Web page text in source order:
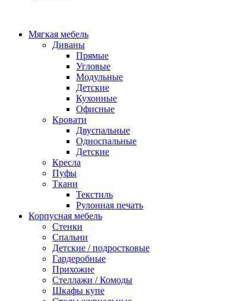
Мягкая мебель
Диваны
Прямые
Угловые
Модульные
Детские
Кухонные
Офисные
Кровати
Двуспальные
Односпальные
Детские
Кресла
Пуфы
Ткани
Текстиль
Рулонная печать
Корпусная мебель
Стенки
Спальни
Детские / подростковые
Гардеробные
Прихожие
Стеллажи / Комоды
Шкафы купе